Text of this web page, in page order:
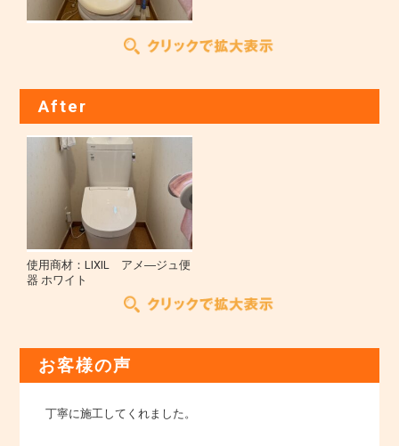
After
使用商材：LIXIL アメ―ジュ便
器 ホワイト
お客様の声
丁寧に施工してくれました。